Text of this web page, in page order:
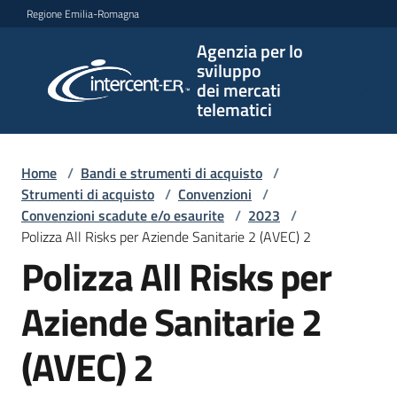
Vai al contenuto
Vai alla navigazione
Vai al footer
Regione Emilia-Romagna
Agenzia per lo
sviluppo
dei mercati
telematici
per lo
sviluppo
telematici
Bandi
strumenti
di
Home / Bandi e strumenti di acquisto /
Strumenti di acquisto / Convenzioni /
Convenzioni scadute e/o esaurite / 2023 /
Polizza All Risks per Aziende Sanitarie 2 (AVEC) 2
Polizza All Risks per
Aziende Sanitarie 2
(AVEC) 2